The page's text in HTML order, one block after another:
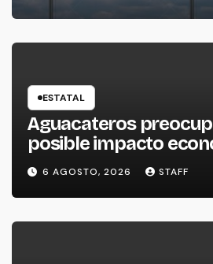
ESTATAL
Aguacateros
posible impacto
alerta de Estados
6 AGOSTO, 2026 STAFF